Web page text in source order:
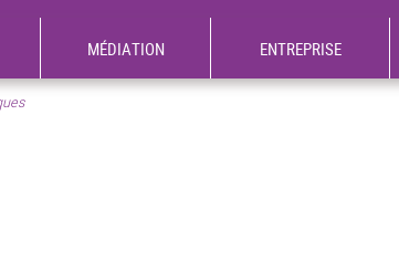
MÉDIATION ENTREPRISE